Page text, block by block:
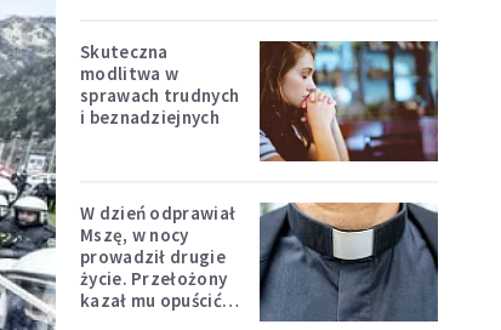
Skuteczna
modlitwa w
sprawach trudnych
i beznadziejnych
W dzień odprawiał
Mszę, w nocy
prowadził drugie
życie. Przełożony
kazał mu opuścić